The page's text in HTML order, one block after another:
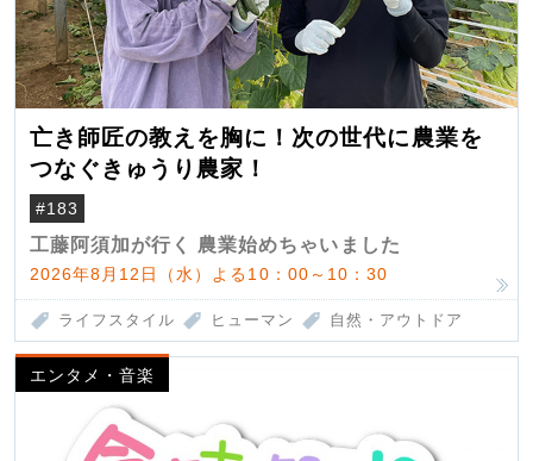
亡き師匠の教えを胸に！次の世代に農業を
つなぐきゅうり農家！
#183
工藤阿須加が行く 農業始めちゃいました
2026年8月12日（水）よる10：00～10：30
ライフスタイル ヒューマン 自然・アウトドア
エンタメ・音楽